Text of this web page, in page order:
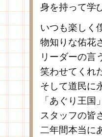
身を持って学
いつも楽しく
物知りな佑花
リーダーの言
笑わせてくれ
そして道民に
「あぐり王
スタッフの皆
二年間本当に